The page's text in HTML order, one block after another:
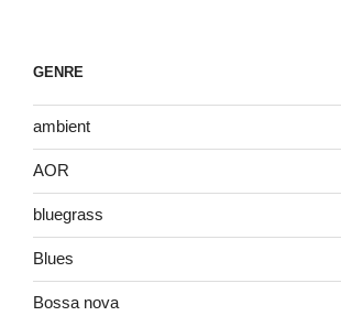
GENRE
ambient
AOR
bluegrass
Blues
Bossa nova